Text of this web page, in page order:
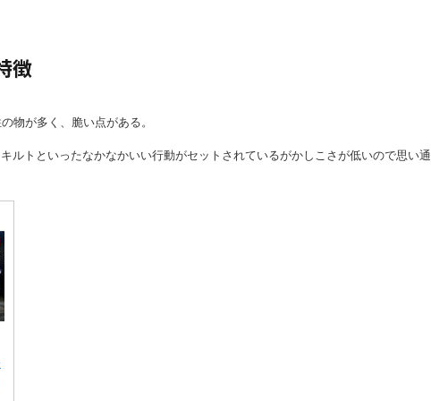
徴
物が多く、脆い点がある。
ルトといったなかなかいい行動がセットされているがかしこさが低いので思い通